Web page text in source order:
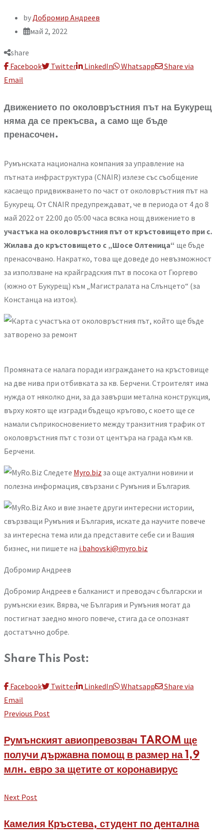
by Добромир Андреев
май 2, 2022
share
Facebook
Twitter LinkedIn Whatsapp
Share via
Email
Движението по околовръстния път на Букурещ
няма да се прекъсва, а само ще бъде
пренасочен.
Румънската национална компания за управление на
пътната инфраструктура (CNAIR) излезе със съобщение
касаещо придвижването по част от околовръстния път на
Букурещ. От CNAIR предупреждават, че в периода от 4 до 8
май 2022 от 22:00 до 05:00 часа всяка нощ движението в
участъка на околовръстния път от кръстовището при с.
Жилава до кръстовището с „Шосе Олтеница“ ще бъде
пренасочвано. Накратко, това ще доведе до невъзможност
за използване на крайградския път в посока от Гюргево
(южно от Букурещ) към „Магистралата на Слънцето“ (за
Констанца на изток).
Промяната се налага поради изграждането на кръстовище
на две нива при отбивката за кв. Берчени. Строителят има
нужда от няколко дни, за да завърши метална конструкция,
върху която ще изгради бъдещо кръгово, с което ще се
намали съприкосновението между транзитния трафик от
околовръстния път с този от центъра на града към кв.
Берчени.
Следете Myro.biz за още актуални новини и
полезна информация, свързани с Румъния и България.
Ако и вие знаете други интересни истории,
свързващи Румъния и България, искате да научите повече
за интересна тема или да представите себе си и Вашия
бизнес, ни пишете на i.bahovski@myro.biz
Добромир Андреев
Добромир Андреев е балканист и преводач с български и
румънски език. Вярва, че България и Румъния могат да
постигнат заедно много повече, стига да се опознаят
достатъчно добре.
Share This Post:
Facebook Twitter LinkedIn Whatsapp
Share via
Email
Previous Post
Румънският авиопревозвач TAROM ще
получи държавна помощ в размер на 1,9
млн. евро за щетите от коронавирус
Next Post
Камелия Кръстева, студент по дентална